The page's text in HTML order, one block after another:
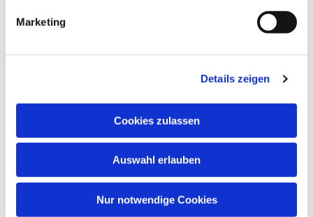
Marketing
Details zeigen
Cookies zulassen
Auswahl erlauben
Nur notwendige Cookies